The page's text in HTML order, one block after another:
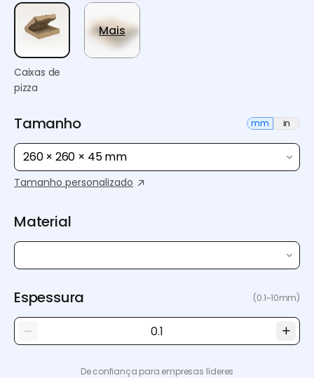
Caixas de
pizza
Mais
Tamanho mm in
260 × 260 × 45 mm
Tamanho personalizado
Material
Espessura (0.1~10mm)
De confiança para empresas líderes